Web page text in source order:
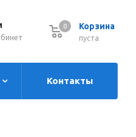
Корзина
0
пуста
0
Контакты